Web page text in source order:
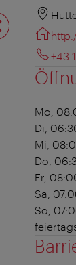
+43
Mo,
Di,
Mi,
Do,
Fr,
Sa,
So,